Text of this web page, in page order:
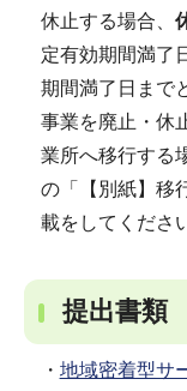
休止する場合、
定有効期間満了
期間満了日まで
事業を廃止・休
業所へ移行する
の「【別紙】移
載をしてくださ
提出書類
・ 地域密着型サ